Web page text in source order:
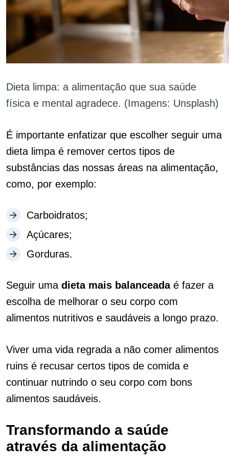
Dieta limpa: a alimentação que sua saúde
física e mental agradece. (Imagens: Unsplash)
É importante enfatizar que escolher seguir uma
dieta limpa é remover certos tipos de
substâncias das nossas áreas na alimentação,
como, por exemplo:
Carboidratos;
Açúcares;
Gorduras.
Seguir uma dieta mais balanceadaé fazer a
escolha de melhorar o seu corpo com
alimentos nutritivos e saudáveis a longo prazo.
Viver uma vida regrada a não comer alimentos
ruins é recusar certos tipos de comida e
continuar nutrindo o seu corpo com bons
alimentos saudáveis.
Transformando a saúde
através da alimentação